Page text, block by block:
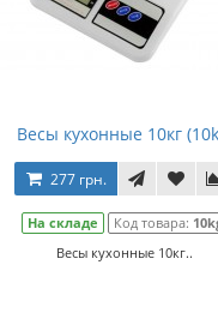
Весы кухонные 10кг
277 грн.
На складе Код товара:
Весы кухонные 10кг..